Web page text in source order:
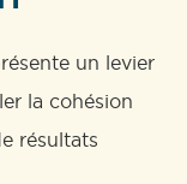
un levier
la cohésion
résultats